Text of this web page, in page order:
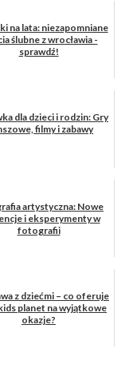
na lata: niezapomniane
ślubne z wrocławia -
sprawdź!
dla dzieci i rodzin: Gry
filmy i zabawy
artystyczna: Nowe
i eksperymenty w
fotografii
z dziećmi – co oferuje
planet na wyjątkowe
okazje?